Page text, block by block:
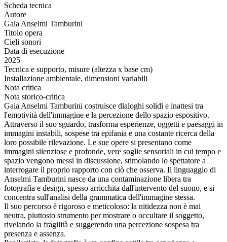
Scheda tecnica
Autore
Gaia Anselmi Tamburini
Titolo opera
Cieli sonori
Data di esecuzione
2025
Tecnica e supporto, misure (altezza x base cm)
Installazione ambientale, dimensioni variabili
Nota critica
Nota storico-critica
Gaia Anselmi Tamburini costruisce dialoghi solidi e inattesi tra
l'emotività dell'immagine e la percezione dello spazio espositivo.
Attraverso il suo sguardo, trasforma esperienze, oggetti e paesaggi in
immagini instabili, sospese tra epifania e una costante ricerca della
loro possibile rilevazione. Le sue opere si presentano come
immagini silenziose e profonde, vere soglie sensoriali in cui tempo e
spazio vengono messi in discussione, stimolando lo spettatore a
interrogare il proprio rapporto con ciò che osserva. Il linguaggio di
Anselmi Tamburini nasce da una contaminazione libera tra
fotografia e design, spesso arricchita dall'intervento del suono, e si
concentra sull'analisi della grammatica dell'immagine stessa.
Il suo percorso è rigoroso e meticoloso: la nitidezza non è mai
neutra, piuttosto strumento per mostrare o occultare il soggetto,
rivelando la fragilità e suggerendo una percezione sospesa tra
presenza e assenza.